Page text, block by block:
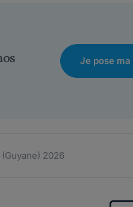
Je pose ma
2026